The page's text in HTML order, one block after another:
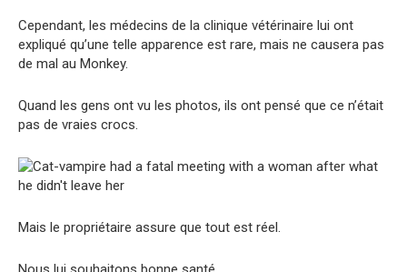
Cependant, les médecins de la clinique vétérinaire lui ont
expliqué qu’une telle apparence est rare, mais ne causera pas
de mal au Monkey.
Quand les gens ont vu les photos, ils ont pensé que ce n’était
pas de vraies crocs.
Mais le propriétaire assure que tout est réel.